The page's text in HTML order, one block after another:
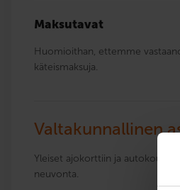
Maksutavat
Huomioithan, ettemme
käteismaksuja.
Valtakunnallinen
Yleiset ajokorttiin ja
neuvonta.